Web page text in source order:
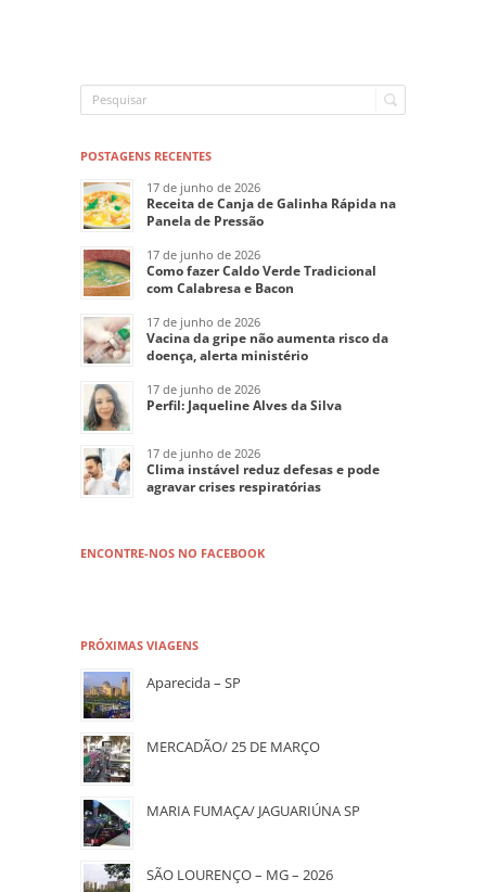
POSTAGENS RECENTES
17 de junho de 2026
Receita de Canja de Galinha Rápida na
Panela de Pressão
17 de junho de 2026
Como fazer Caldo Verde Tradicional
com Calabresa e Bacon
17 de junho de 2026
Vacina da gripe não aumenta risco da
doença, alerta ministério
17 de junho de 2026
Perfil: Jaqueline Alves da Silva
17 de junho de 2026
Clima instável reduz defesas e pode
agravar crises respiratórias
ENCONTRE-NOS NO FACEBOOK
PRÓXIMAS VIAGENS
Aparecida – SP
MERCADÃO/ 25 DE MARÇO
MARIA FUMAÇA/ JAGUARIÚNA SP
SÃO LOURENÇO – MG – 2026